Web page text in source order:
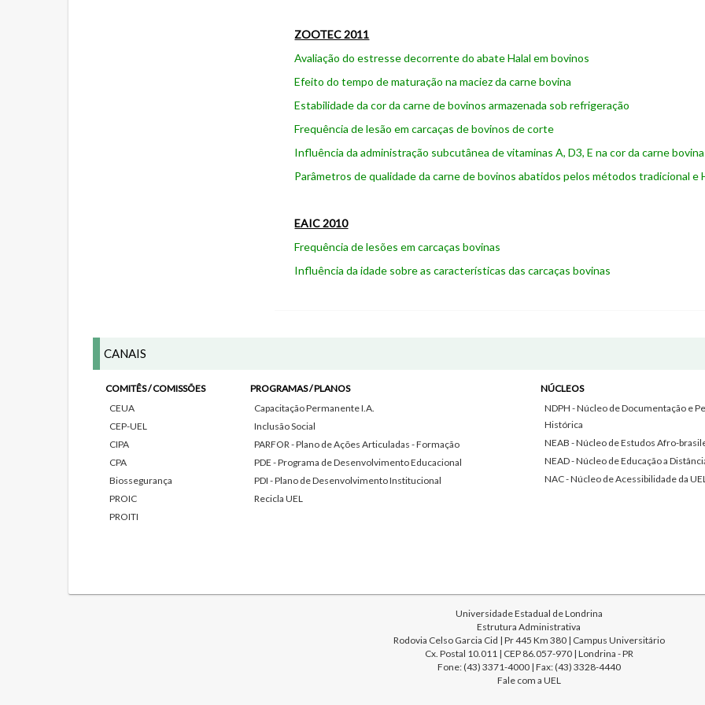
ZOOTEC 2011
Avaliação do estresse decorrente do abate Halal em bovinos
Efeito do tempo de maturação na maciez da carne bovina
Estabilidade da cor da carne de bovinos armazenada sob refrigeração
Frequência de lesão em carcaças de bovinos de corte
Influência da administração subcutânea de vitaminas A, D3, E na cor da carne bovina
Parâmetros de qualidade da carne de bovinos abatidos pelos métodos tradicional e
EAIC 2010
Frequência de lesões em carcaças bovinas
Influência da idade sobre as características das carcaças bovinas
CANAIS
COMITÊS / COMISSÕES
CEUA
CEP-UEL
CIPA
CPA
Biossegurança
PROIC
PROITI
PROGRAMAS / PLANOS
Capacitação Permanente I.A.
Inclusão Social
PARFOR - Plano de Ações Articuladas - Formação
PDE - Programa de Desenvolvimento Educacional
PDI - Plano de Desenvolvimento Institucional
Recicla UEL
NÚCLEOS
NDPH - Núcleo de Documentação e
Histórica
NEAB - Núcleo de Estudos Afro-
NEAD - Núcleo de Educação a
NAC - Núcleo de Acessibilidade da
Universidade Estadual de Londrina
Estrutura Administrativa
Rodovia Celso Garcia Cid | Pr 445 Km 380 | Campus Universitário
Cx. Postal 10.011 | CEP 86.057-970 | Londrina - PR
Fone: (43) 3371-4000 | Fax: (43) 3328-4440
Fale com a UEL